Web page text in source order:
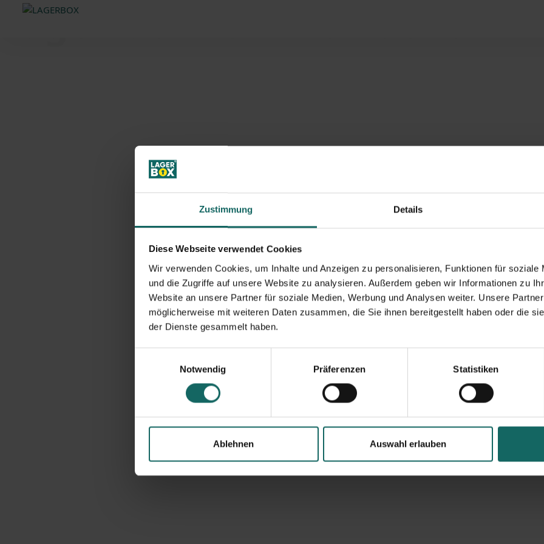
Zustimmung Details
Diese Webseite verwendet Cookies
Wir verwenden Cookies, um Inhalte und Anzeigen zu personalisieren, Funktionen für soziale
und die Zugriffe auf unsere Website zu analysieren. Außerdem geben wir Informationen zu
Website an unsere Partner für soziale Medien, Werbung und Analysen weiter. Unsere
möglicherweise mit weiteren Daten zusammen, die Sie ihnen bereitgestellt haben oder die
der Dienste gesammelt haben.
Notwendig
Präferenzen Statistiken
Ablehnen Auswahl erlauben
Lagerraum online buchen